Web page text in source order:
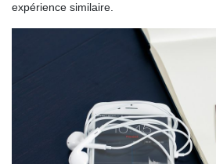
expérience similaire.